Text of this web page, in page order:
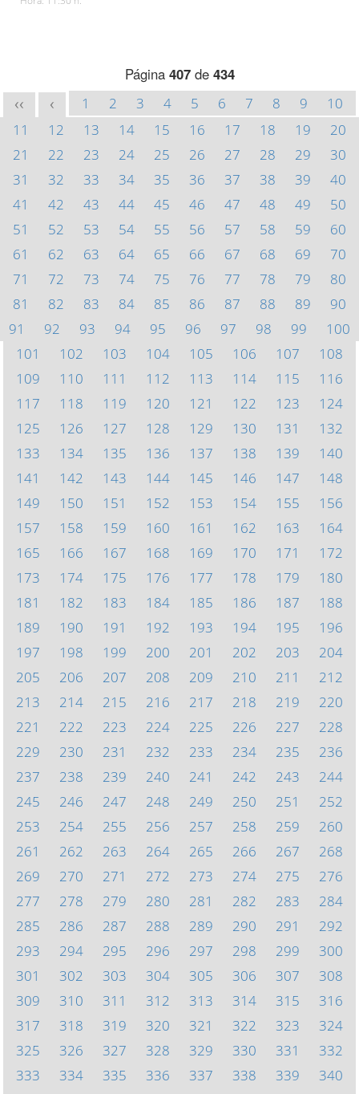
Página 407de 434
<< < 1 2 3 4 5 6 7 8 9
10
11
12 13 14 15 16 17 18 19
20
21
22 23 24 25 26 27 28 29
30
31
32 33 34 35 36 37 38 39
40
41
42 43 44 45 46 47 48 49
50
51
52 53 54 55 56 57 58 59
60
61
62 63 64 65 66 67 68 69
70
71
72 73 74 75 76 77 78 79
80
81
82 83 84 85 86 87 88 89
90
91
92 93 94 95 96 97 98 99
100
101
102 103 104 105 106 107
108
109
110 111 112 113 114 115
116
117
118 119 120 121 122 123
124
125
126 127 128 129 130 131
132
133
134 135 136 137 138 139
140
141
142 143 144 145 146 147
148
149
150 151 152 153 154 155
156
157
158 159 160 161 162 163
164
165
166 167 168 169 170 171
172
173
174 175 176 177 178 179
180
181
182 183 184 185 186 187
188
189
190 191 192 193 194 195
196
197
198 199 200 201 202 203
204
205
206 207 208 209 210 211
212
213
214 215 216 217 218 219
220
221
222 223 224 225 226 227
228
229
230 231 232 233 234 235
236
237
238 239 240 241 242 243
244
245
246 247 248 249 250 251
252
253
254 255 256 257 258 259
260
261
262 263 264 265 266 267
268
269
270 271 272 273 274 275
276
277
278 279 280 281 282 283
284
285
286 287 288 289 290 291
292
293
294 295 296 297 298 299
300
301
302 303 304 305 306 307
308
309
310 311 312 313 314 315
316
317
318 319 320 321 322 323
324
325
326 327 328 329 330 331
332
333
334 335 336 337 338 339
340